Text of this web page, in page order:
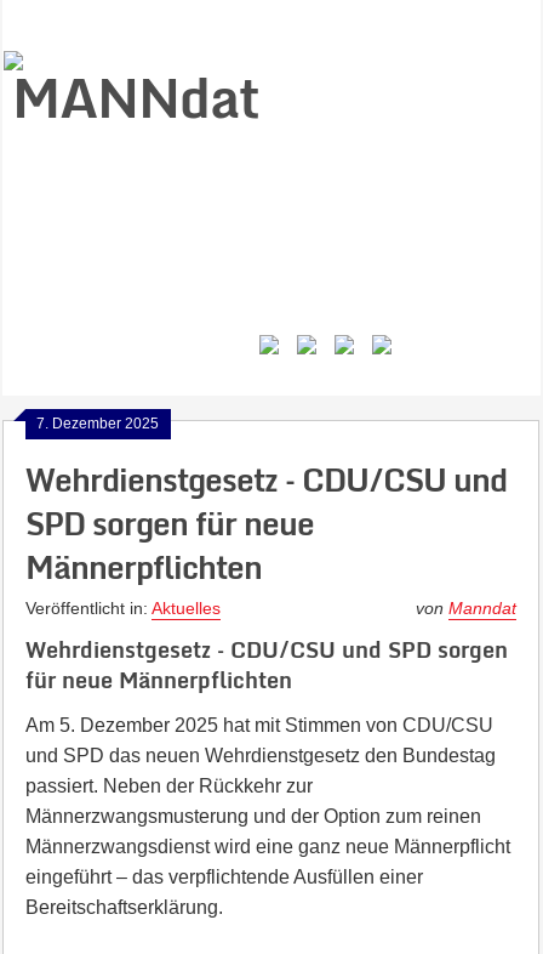
7. Dezember 2025
Wehrdienstgesetz – CDU/CSU und
SPD sorgen für neue
Männerpflichten
Veröffentlicht in: Aktuelles vonManndat
Wehrdienstgesetz – CDU/CSU und SPD sorgen
für neue Männerpflichten
Am 5. Dezember 2025 hat mit Stimmen von CDU/CSU
und SPD das neuen Wehrdienstgesetz den Bundestag
passiert. Neben der Rückkehr zur
Männerzwangsmusterung und der Option zum reinen
Männerzwangsdienst wird eine ganz neue Männerpflicht
eingeführt – das verpflichtende Ausfüllen einer
Bereitschaftserklärung.